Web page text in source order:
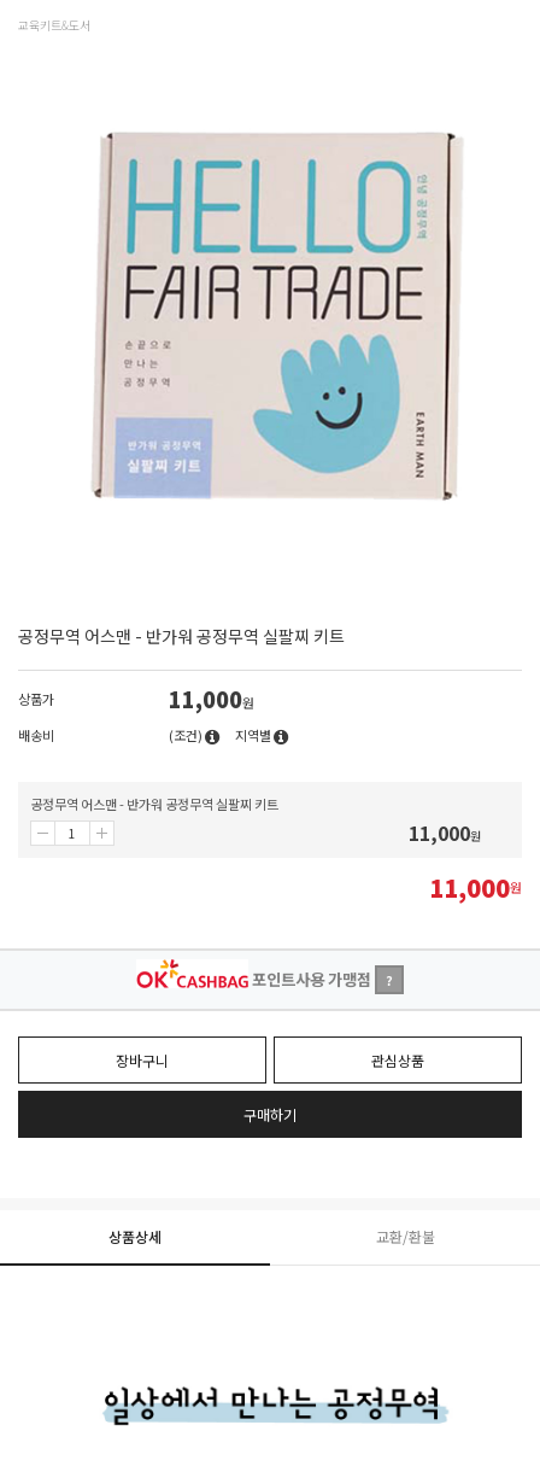
교육키트&도서
공정무역 어스맨 - 반가워 공정무역 실팔찌 키트
상품가 11,000원
배송비
(조건) 지역별
공정무역 어스맨 - 반가워 공정무역 실팔찌 키트
11,000원
11,000원
포인트사용 가맹점 ?
장바구니 관심상품
구매하기
상품상세 교환/환불